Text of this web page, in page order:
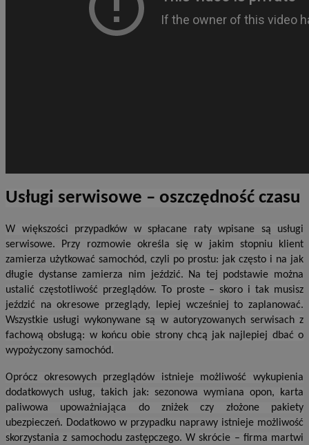
Usługi serwisowe – oszczędność czasu
W większości przypadków w spłacane raty wpisane są usługi
serwisowe. Przy rozmowie określa się w jakim stopniu klient
zamierza użytkować samochód, czyli po prostu: jak często i na jak
długie dystanse zamierza nim jeździć. Na tej podstawie można
ustalić częstotliwość przeglądów. To proste – skoro i tak musisz
jeździć na okresowe przeglądy, lepiej wcześniej to zaplanować.
Wszystkie usługi wykonywane są w autoryzowanych serwisach z
fachową obsługą: w końcu obie strony chcą jak najlepiej dbać o
wypożyczony samochód.
Oprócz okresowych przeglądów istnieje możliwość wykupienia
dodatkowych usług, takich jak: sezonowa wymiana opon, karta
paliwowa upoważniająca do zniżek czy złożone pakiety
ubezpieczeń. Dodatkowo w przypadku naprawy istnieje możliwość
skorzystania z samochodu zastępczego. W skrócie – firma martwi